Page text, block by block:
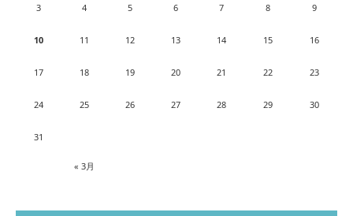
« 3月
3 4 5 6 7 8 9
10 11 12 13 14 15 16
17 18 19 20 21 22 23
24 25 26 27 28 29 30
31